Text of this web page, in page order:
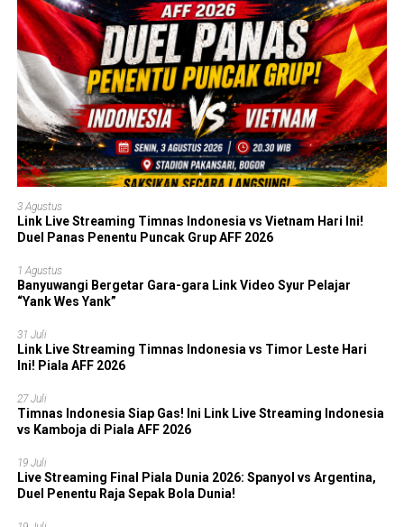
3 Agustus
Link Live Streaming Timnas Indonesia vs Vietnam Hari Ini!
Duel Panas Penentu Puncak Grup AFF 2026
1 Agustus
Banyuwangi Bergetar Gara-gara Link Video Syur Pelajar
“Yank Wes Yank”
31 Juli
Link Live Streaming Timnas Indonesia vs Timor Leste Hari
Ini! Piala AFF 2026
27 Juli
Timnas Indonesia Siap Gas! Ini Link Live Streaming Indonesia
vs Kamboja di Piala AFF 2026
19 Juli
Live Streaming Final Piala Dunia 2026: Spanyol vs Argentina,
Duel Penentu Raja Sepak Bola Dunia!